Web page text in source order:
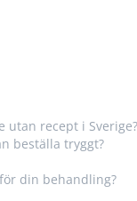
utan recept i Sverige?
beställa tryggt?
din behandling?